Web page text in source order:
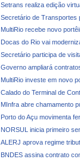
Setrans realiza edição
Secretário de Transportes
MultiRio recebe novo
Docas do Rio vai
Secretário participa de
Governo ampliará
MultiRio investe em novo
Calado do Terminal de
MInfra abre chamamento
Porto do Açu movimenta
NORSUL inicia primeiro
ALERJ aprova regime
BNDES assina contrato